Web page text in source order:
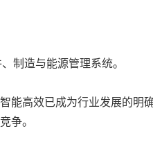
制造与能源管理系统。
能高效已成为行业发展的明
争。